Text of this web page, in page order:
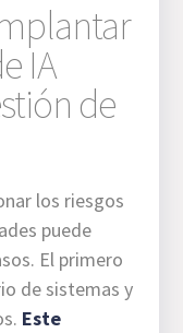
IA
de
los riesgos
puede
El primero
de sistemas y
Este